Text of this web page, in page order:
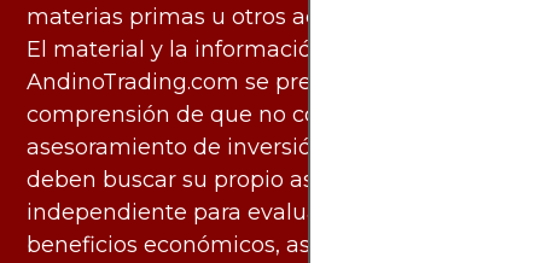
materias primas u otros activos.
El material y la información disponibles en
AndinoTrading.com se presentan con la
comprensión de que no constituyen
asesoramiento de inversión. Los usuarios
deben buscar su propio asesoramiento
independiente para evaluar los riesgos y
beneficios económicos, así como las